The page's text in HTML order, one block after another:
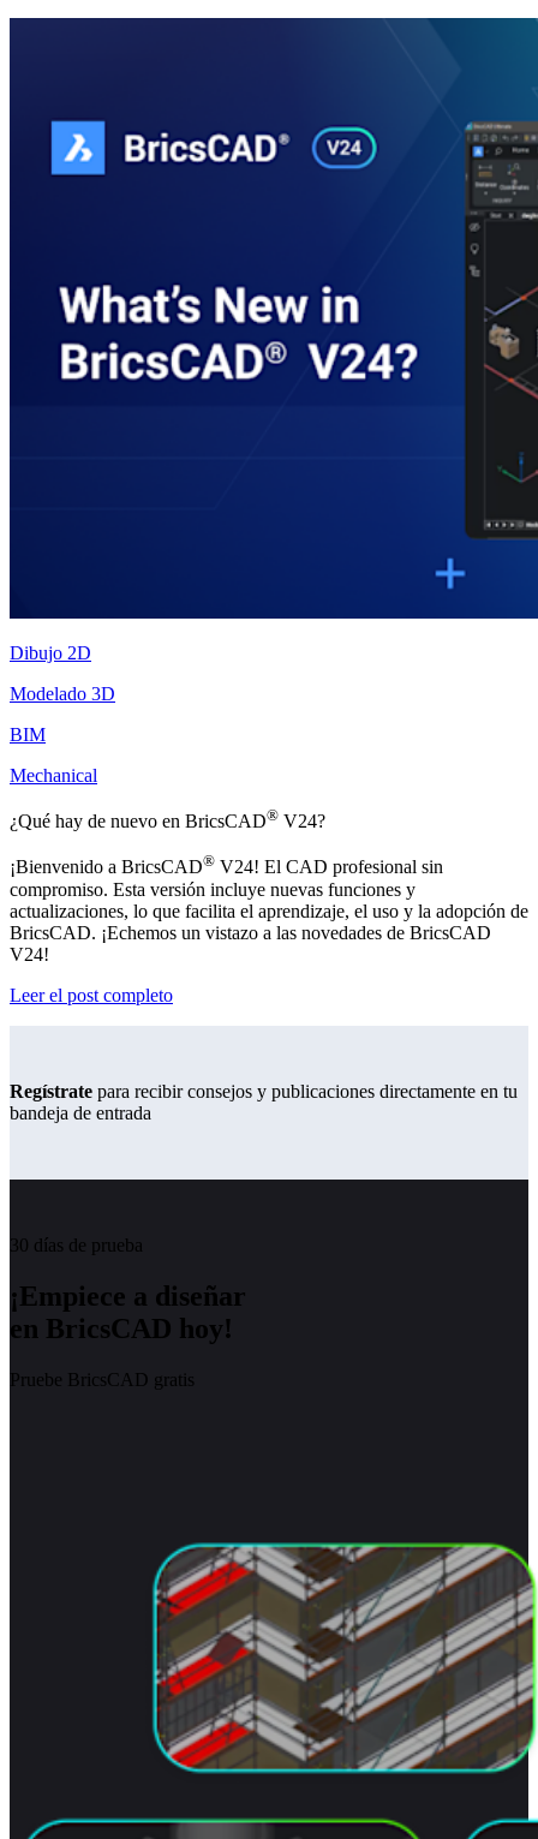
Dibujo 2D
Modelado 3D
BIM
Mechanical
¿Qué hay de nuevo en BricsCAD® V24?
¡Bienvenido a BricsCAD® V24! El CAD profesional sin
compromiso. Esta versión incluye nuevas funciones y
actualizaciones, lo que facilita el aprendizaje, el uso y la adopción de
BricsCAD. ¡Echemos un vistazo a las novedades de BricsCAD
V24!
Leer el post completo
Regístrate para recibir consejos y publicaciones directamente en tu
bandeja de entrada
30 días de prueba
¡Empiece a diseñar
en BricsCAD hoy!
Pruebe BricsCAD gratis